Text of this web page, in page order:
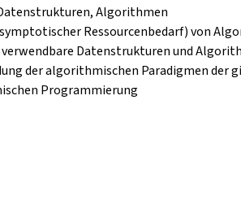
Algorithmen
Ressourcenbedarf) von
Datenstrukturen und
der algorithmischen Paradigmen der
Programmierung